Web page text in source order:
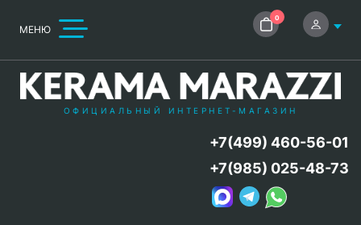
МЕНЮ
0
ОФИЦИАЛЬНЫЙ ИНТЕРНЕТ-МАГАЗИН
+7(499) 460-56-01
+7(985) 025-48-73